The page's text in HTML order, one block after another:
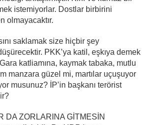
istemiyorlar. Dostlar birbirini
olmayacaktır.
saklamak size hiçbir şey
PKK’ya katil, eşkıya demek
katliamına, kaymak tabaka, mutlu
manzara güzel mi, martılar uçuşuyor
musunuz? İP’in başkanı terörist
DA ZORLARINA GİTMESİN